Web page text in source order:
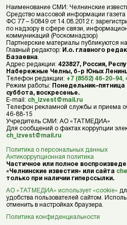
Наименование СМИ: Челнинские
Средство массовой информации
ФС 77 – 50849 от 14.08.2012 г.
по надзору в сфере связи,
коммуникаций (Роскомнадзор)
Партнерские материалы публикуются
Главный редактор: И.о. главного
Базаевна
Адрес редакции: 423827, Россия,
Набережные Челны, б-р Юных
Телефон редакции: +7 (8552) 46-20-94
Режим работы: Понедельник–пятница
суббота, воскресенье.
E-mail: ch_izvest@mail.ru
Телефон рекламной службы и приема
46-88-15
Учредитель СМИ: АО «ТАТМЕДИА»
Для сообщений о фактах коррупции
ch_izvest@mail.ru
Политика о персональных данных
Антикоррупционная политика
Частичное или полное
«Челнинские известия» или сайта
только при наличии гиперссылки.
АО «ТАТМЕДИА» использует «cookie»
удобства пользователей сайтом.
отменить в настройках браузера.
Политика конфиденциальности